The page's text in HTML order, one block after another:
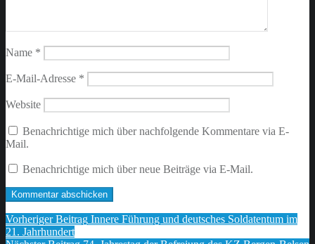
Name *
E-Mail-Adresse *
Website
Benachrichtige mich über nachfolgende Kommentare via E-
Mail.
Benachrichtige mich über neue Beiträge via E-Mail.
Beitragsnavigation
Vorheriger Beitrag Innere Führung und deutsches Soldatentum im
21. Jahrhundert